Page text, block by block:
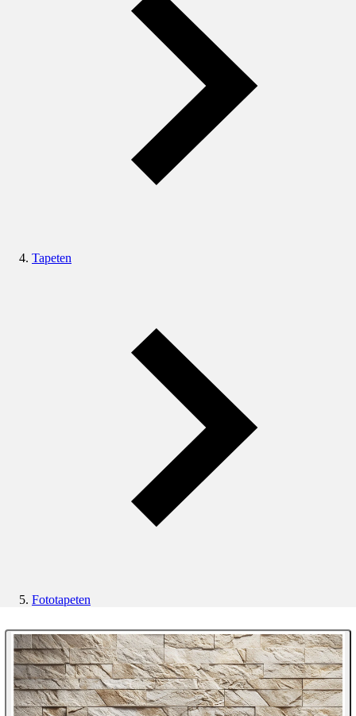
Tapeten
Fototapeten